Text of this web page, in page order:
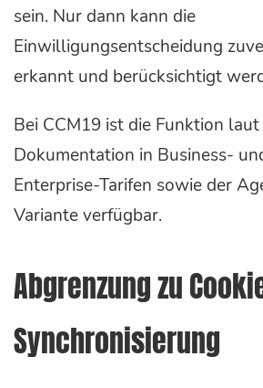
sein. Nur dann kann die
Einwilligungsentscheidung
erkannt und berücksichtigt
Bei CCM19 ist die Funktion laut
Dokumentation in Business-
Enterprise-Tarifen sowie der
Variante verfügbar.
Abgrenzung zu
Synchronisierung